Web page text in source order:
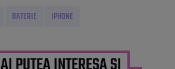
BATERIE IPHONE